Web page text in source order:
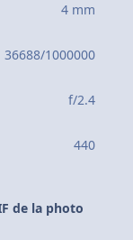
4 mm
36688/1000000
f/2.4
440
de la photo